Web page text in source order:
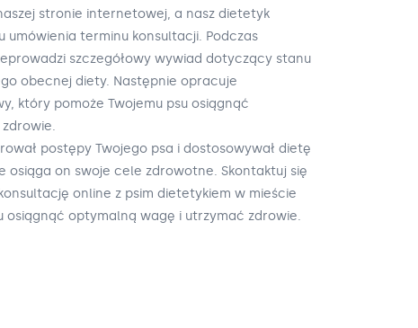
stronie internetowej, a nasz dietetyk
umówienia terminu konsultacji. Podczas
szczegółowy wywiad dotyczący stanu
obecnej diety. Następnie opracuje
który pomoże Twojemu psu osiągnąć
postępy Twojego psa i dostosowywał dietę
osiąga on swoje cele zdrowotne. Skontaktuj się
online z psim dietetykiem w mieście
osiągnąć optymalną wagę i utrzymać zdrowie.